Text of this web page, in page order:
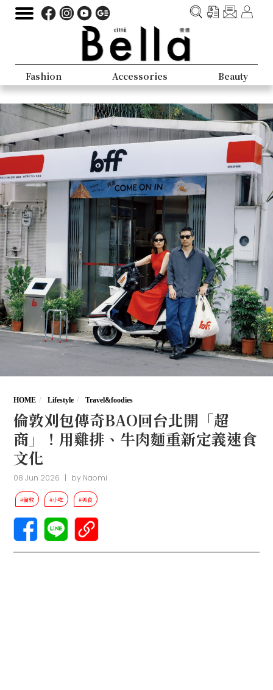
Fashion Accessories Beauty
HOME Lifestyle Travel&foodies
倫敦刈包傳奇BAO回台北開「超
商」！用雞排、牛肉麵重新定義速食
文化
08 Jun 2026 | by Naomi
#倫敦 #小吃 #美食